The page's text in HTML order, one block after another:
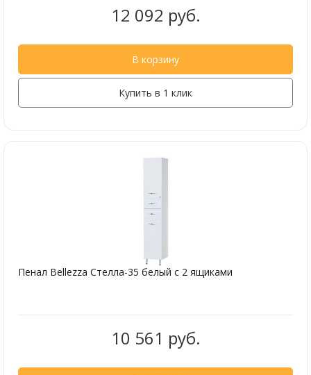
12 092 руб.
В корзину
Купить в 1 клик
Пенал Bellezza Стелла-35 белый с 2 ящиками
10 561 руб.